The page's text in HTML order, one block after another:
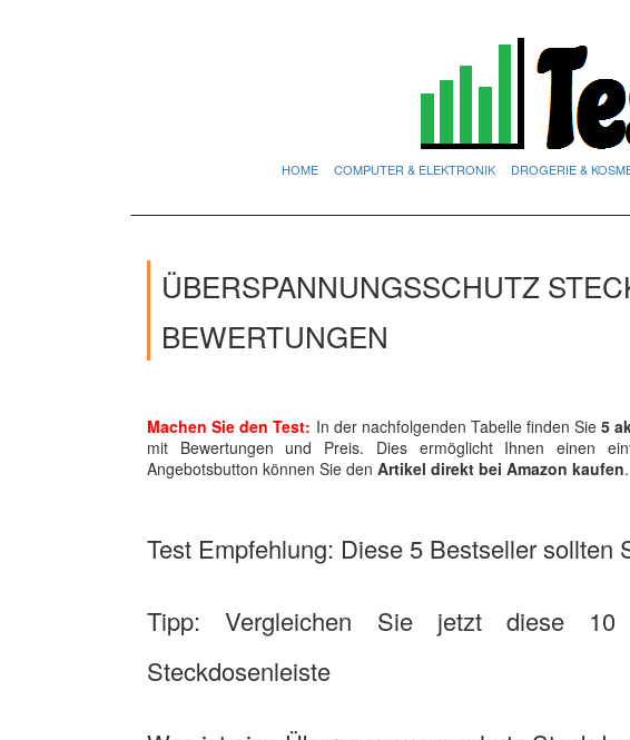
HOME COMPUTER & ELEKTRONIK DROGERIE &
ÜBERSPANNUNGSSCHUTZ
BEWERTUNGEN
Machen Sie den Test: In der nachfolgenden Tabelle finden Sie 5
mit Bewertungen und Preis. Dies ermöglicht Ihnen einen
Angebotsbutton können Sie den Artikel direkt bei Amazon kaufen.
Test Empfehlung: Diese 5 Bestseller sollten
Tipp: Vergleichen Sie jetzt diese 10
Steckdosenleiste